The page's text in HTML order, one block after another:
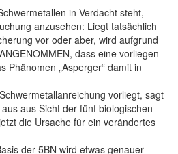
in Verdacht steht,
anzusehen: Liegt tatsächlich
vor oder aber, wird aufgrund
dass eine vorliegen
Phänomen „Asperger“ damit in
vorliegt, sagt
aus Sicht der fünf biologischen
die Ursache für ein verändertes
der 5BN wird etwas genauer